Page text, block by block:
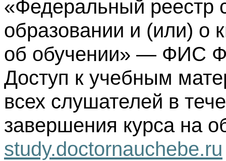
«Федеральный реестр
образовании и (или) о
об обучении» — ФИС
Доступ к учебным
всех слушателей в
завершения курса на
study.doctornauchebe.ru